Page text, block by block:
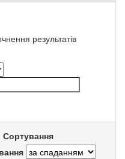
результатів
Сортування